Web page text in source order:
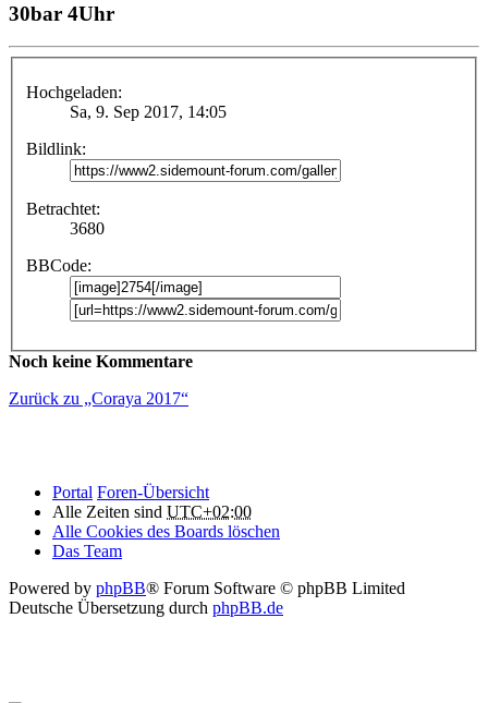
30bar 4Uhr
Hochgeladen:
Sa, 9. Sep 2017, 14:05
Bildlink:
Betrachtet:
3680
BBCode:
Noch keine Kommentare
Zurück zu „Coraya 2017“
Portal Foren-Übersicht
Alle Zeiten sind UTC+02:00
Alle Cookies des Boards löschen
Das Team
Powered by phpBB® Forum Software © phpBB Limited
Deutsche Übersetzung durch phpBB.de